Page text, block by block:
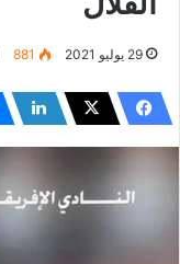
29 يوليو 2021 881